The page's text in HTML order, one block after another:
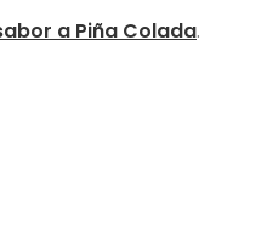
a Piña Colada.